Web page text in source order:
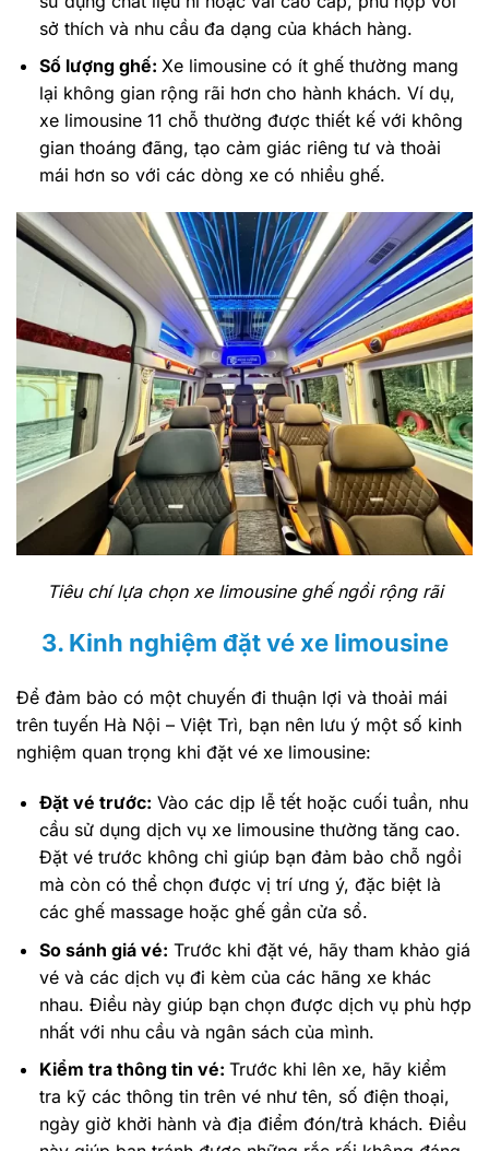
sở thích và nhu cầu đa dạng của khách hàng.
Số lượng ghế: Xe limousine có ít ghế thường mang
lại không gian rộng rãi hơn cho hành khách. Ví dụ,
xe limousine 11 chỗ thường được thiết kế với không
gian thoáng đãng, tạo cảm giác riêng tư và thoải
mái hơn so với các dòng xe có nhiều ghế.
Tiêu chí lựa chọn xe limousine ghế ngồi rộng rãi
3. Kinh nghiệm đặt vé xe limousine
Để đảm bảo có một chuyến đi thuận lợi và thoải mái
trên tuyến Hà Nội – Việt Trì, bạn nên lưu ý một số kinh
nghiệm quan trọng khi đặt vé xe limousine:
Đặt vé trước: Vào các dịp lễ tết hoặc cuối tuần, nhu
cầu sử dụng dịch vụ xe limousine thường tăng cao.
Đặt vé trước không chỉ giúp bạn đảm bảo chỗ ngồi
mà còn có thể chọn được vị trí ưng ý, đặc biệt là
các ghế massage hoặc ghế gần cửa sổ.
So sánh giá vé: Trước khi đặt vé, hãy tham khảo giá
vé và các dịch vụ đi kèm của các hãng xe khác
nhau. Điều này giúp bạn chọn được dịch vụ phù hợp
nhất với nhu cầu và ngân sách của mình.
Kiểm tra thông tin vé: Trước khi lên xe, hãy kiểm
tra kỹ các thông tin trên vé như tên, số điện thoại,
ngày giờ khởi hành và địa điểm đón/trả khách. Điều